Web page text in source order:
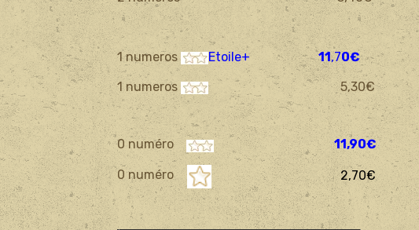
1 numeros Etoile+ 11,70€
1 numeros
5,30€
0 numéro 11,90€
0 numéro 2,70€